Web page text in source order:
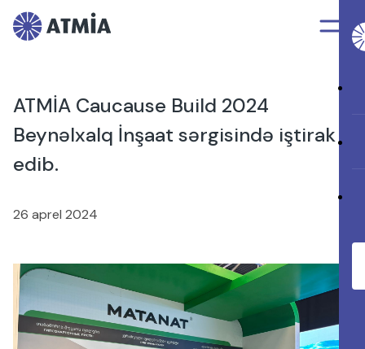
ATMİA Caucause Build 2024
Beynəlxalq İnşaat sərgisində iştirak
edib.
26 aprel 2024